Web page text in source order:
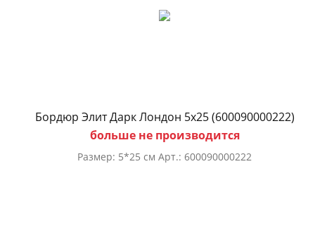
Бордюр Элит Дарк Лондон 5х25 (600090000222)
больше не производится
Размер: 5*25 см Арт.: 600090000222